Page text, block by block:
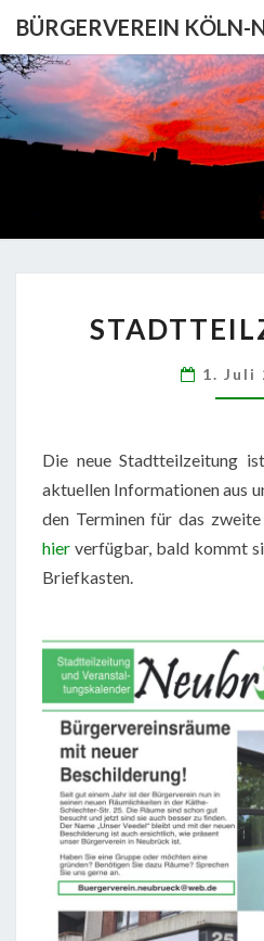
content
BÜRGERVEREIN KÖLN-
1. Juli
Die neue Stadtteilzeitung
aktuellen Informationen aus
den Terminen für das
hier verfügbar, bald kommt
Briefkasten.